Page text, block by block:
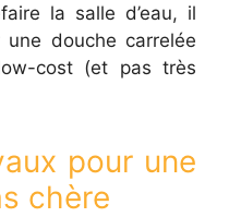
la salle d’eau, il
douche carrelée
cost (et pas très
pour une
chère